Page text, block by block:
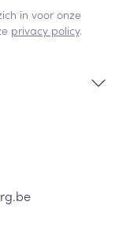
in voor onze
privacy policy.